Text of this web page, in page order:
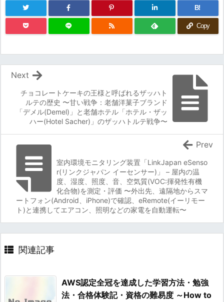
B!
Copy
チョコレートケーキの王様と呼ばれるザッハト
ルテの歴史 〜甘い戦争：老舗洋菓子ブランド
「デメル(Demel)」と老舗ホテル「ホテル・ザッ
ハー(Hotel Sacher)」のザッハトルテ戦争〜
Next
室内環境モニタリング装置「LinkJapan eSenso
r(リンクジャパン イーセンサー)」 – 屋内の温
度、湿度、照度、音、空気質(VOC:揮発性有機
化合物)を測定・評価 〜外出先、遠隔地からスマ
ートフォン(Android、iPhone)で確認、eRemote(イーリモー
ト)と連携してエアコン、照明などの家電を自動運転〜
Prev
関連記事
AWS認定全冠を達成した学習方法・勉強
法・合格体験記・資格の難易度 ～How to